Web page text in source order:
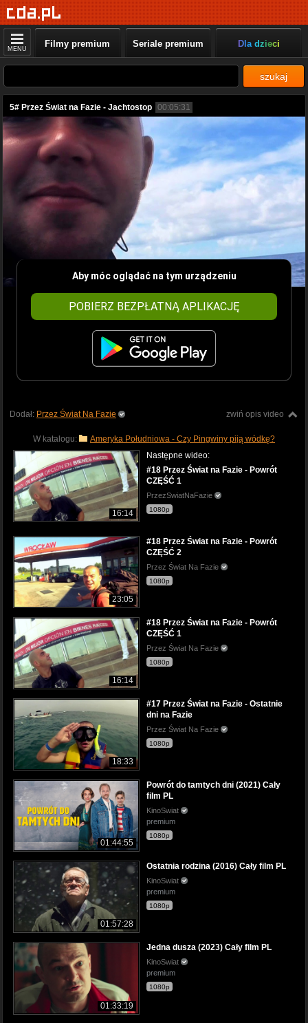
MENU Filmy premium Seriale premium Dla dzieci
szukaj
5# Przez Świat na Fazie - Jachtostop 00:05:31
Aby móc oglądać na tym urządzeniu
POBIERZ BEZPŁATNĄ APLIKACJĘ
zwiń opis video
Dodał: Przez Świat Na Fazie
W katalogu: Ameryka Południowa - Czy Pingwiny piją wódkę?
16:14
Następne wideo:
#18 Przez Świat na Fazie - Powrót
CZĘŚĆ 1
PrzezSwiatNaFazie
1080p
23:05
#18 Przez Świat na Fazie - Powrót
CZĘŚĆ 2
Przez Świat Na Fazie
1080p
16:14
#18 Przez Świat na Fazie - Powrót
CZĘŚĆ 1
Przez Świat Na Fazie
1080p
18:33
#17 Przez Świat na Fazie - Ostatnie
dni na Fazie
Przez Świat Na Fazie
1080p
01:44:55
Powrót do tamtych dni (2021) Cały
film PL
KinoSwiat
premium
1080p
01:57:28
Ostatnia rodzina (2016) Cały film PL
KinoSwiat
premium
1080p
01:33:19
Jedna dusza (2023) Cały film PL
KinoSwiat
premium
1080p